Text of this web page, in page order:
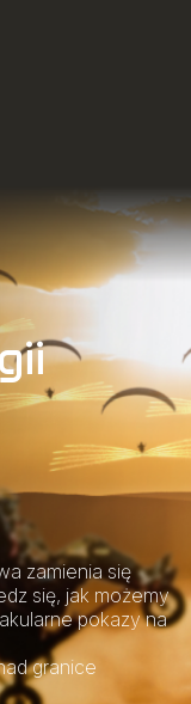
zamienia się
się, jak możemy
pokazy na
granice